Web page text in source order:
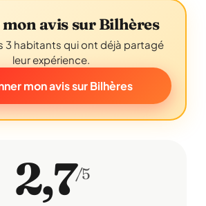
avis sur Bilhères
3 habitants qui ont déjà partagé
leur expérience.
mon avis sur Bilhères
2,7/5